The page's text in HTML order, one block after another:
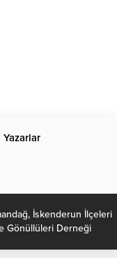
İskenderun İlçeleri
Gönüllüleri Derneği